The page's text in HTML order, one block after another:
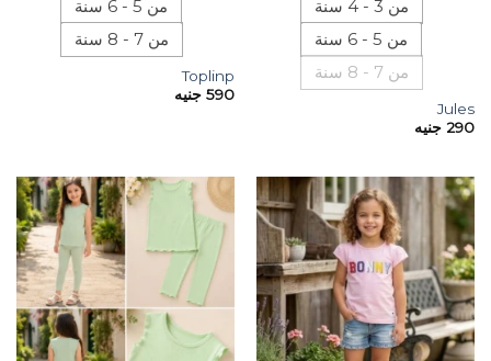
من 3 - 4 سنة
من 5 - 6 سنة
من 7 - 8 سنة
Jules
290 جنيه
من 5 - 6 سنة
من 7 - 8 سنة
Toplinp
590 جنيه